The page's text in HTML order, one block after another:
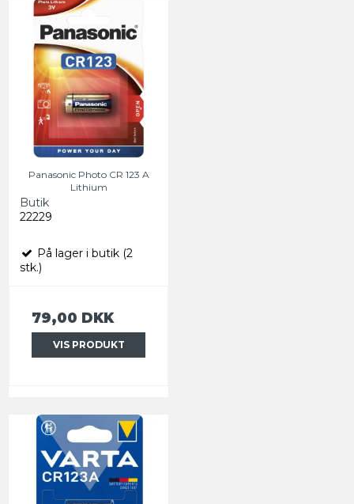
Panasonic Photo CR 123 A
Lithium
Butik
22229
På lager i butik (2
stk.)
79,00 DKK
VIS PRODUKT